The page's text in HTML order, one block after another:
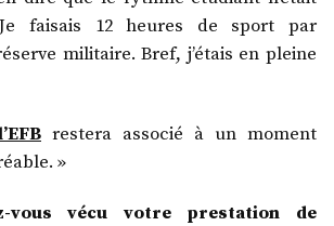
faisais 12 heures de sport par
militaire. Bref, j’étais en pleine
restera associé à un moment
»
vous vécu votre prestation de